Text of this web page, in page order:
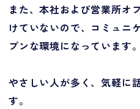
また、本社および営業所オ
けていないので、コミュニ
プンな環境になっています。
やさしい人が多く、気軽に
す。